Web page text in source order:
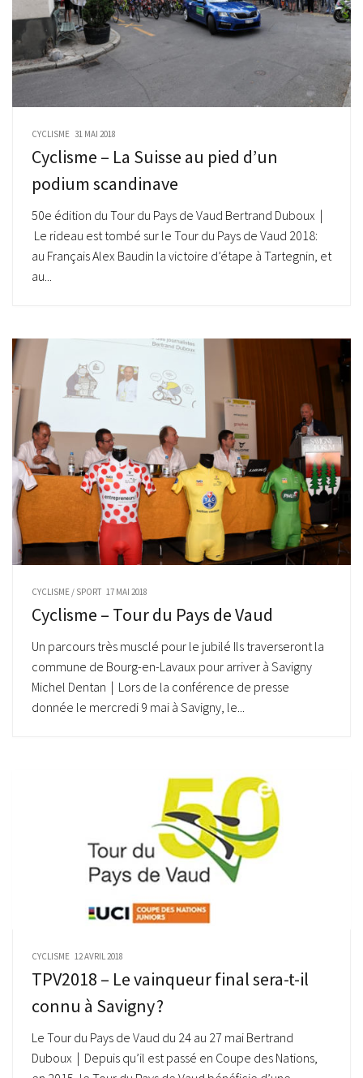
CYCLISME 31 MAI 2018
Cyclisme – La Suisse au pied d’un
podium scandinave
50e édition du Tour du Pays de Vaud Bertrand Duboux |
Le rideau est tombé sur le Tour du Pays de Vaud 2018:
au Français Alex Baudin la victoire d’étape à Tartegnin, et
au...
CYCLISME / SPORT 17 MAI 2018
Cyclisme – Tour du Pays de Vaud
Un parcours très musclé pour le jubilé Ils traverseront la
commune de Bourg-en-Lavaux pour arriver à Savigny
Michel Dentan | Lors de la conférence de presse
donnée le mercredi 9 mai à Savigny, le...
CYCLISME 12 AVRIL 2018
TPV2018 – Le vainqueur final sera-t-il
connu à Savigny ?
Le Tour du Pays de Vaud du 24 au 27 mai Bertrand
Duboux | Depuis qu’il est passé en Coupe des Nations,